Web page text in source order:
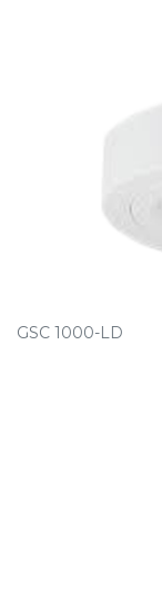
GSC 1000-LD